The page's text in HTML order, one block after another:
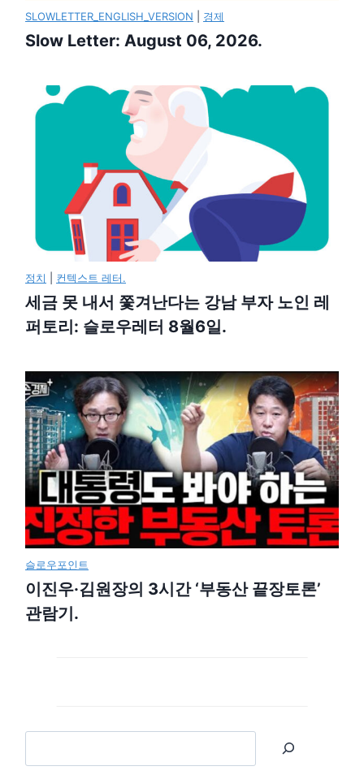
SLOWLETTER_ENGLISH_VERSION 경제
Slow Letter: August 06, 2026.
정치 컨텍스트 레터.
세금 못 내서 쫓겨난다는 강남 부자 노인 레
퍼토리: 슬로우레터 8월6일.
슬로우포인트
이진우·김원장의 3시간 ‘부동산 끝장토론’
관람기.